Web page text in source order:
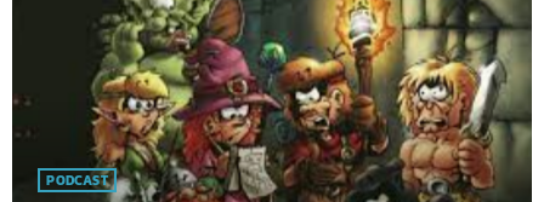
PODCAST